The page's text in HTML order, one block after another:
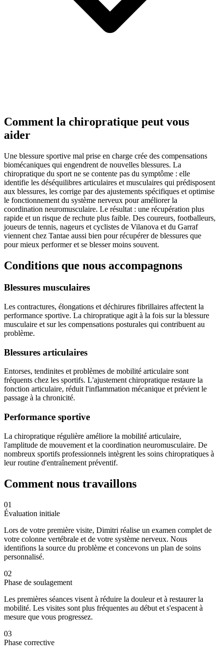
Comment la chiropratique peut vous
aider
Une blessure sportive mal prise en charge crée des compensations
biomécaniques qui engendrent de nouvelles blessures. La
chiropratique du sport ne se contente pas du symptôme : elle
identifie les déséquilibres articulaires et musculaires qui prédisposent
aux blessures, les corrige par des ajustements spécifiques et optimise
le fonctionnement du système nerveux pour améliorer la
coordination neuromusculaire. Le résultat : une récupération plus
rapide et un risque de rechute plus faible. Des coureurs, footballeurs,
joueurs de tennis, nageurs et cyclistes de Vilanova et du Garraf
viennent chez Tantae aussi bien pour récupérer de blessures que
pour mieux performer et se blesser moins souvent.
Conditions que nous accompagnons
Blessures musculaires
Les contractures, élongations et déchirures fibrillaires affectent la
performance sportive. La chiropratique agit à la fois sur la blessure
musculaire et sur les compensations posturales qui contribuent au
problème.
Blessures articulaires
Entorses, tendinites et problèmes de mobilité articulaire sont
fréquents chez les sportifs. L'ajustement chiropratique restaure la
fonction articulaire, réduit l'inflammation mécanique et prévient le
passage à la chronicité.
Performance sportive
La chiropratique régulière améliore la mobilité articulaire,
l'amplitude de mouvement et la coordination neuromusculaire. De
nombreux sportifs professionnels intègrent les soins chiropratiques à
leur routine d'entraînement préventif.
Comment nous travaillons
01
Évaluation initiale
Lors de votre première visite, Dimitri réalise un examen complet de
votre colonne vertébrale et de votre système nerveux. Nous
identifions la source du problème et concevons un plan de soins
personnalisé.
02
Phase de soulagement
Les premières séances visent à réduire la douleur et à restaurer la
mobilité. Les visites sont plus fréquentes au début et s'espacent à
mesure que vous progressez.
03
Phase corrective